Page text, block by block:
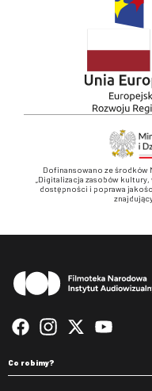
Dofinansowano ze środków
„Digitalizacja zasobów
dostępności i poprawa
Co robimy?